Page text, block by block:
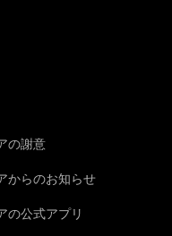
の謝意
からのお知らせ
の公式アプリ